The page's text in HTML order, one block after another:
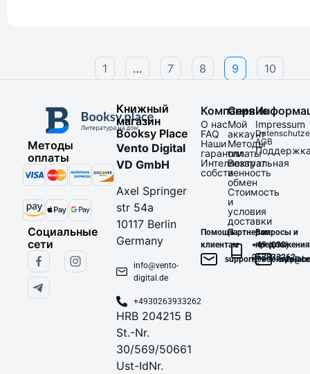
1 … 7 8 9 10
Методы
оплаты
Социальные
сети
Книжный
магазин
Booksy Place
Vento Digital
VD GmbH
Axel Springer
str 54a
10117 Berlin
Germany
info@vento-
digital.de
+4930263933262
HRB 204215 B
St.-Nr.
30/569/50661
Ust-IdNr.
Компания
О нас
FAQ
Наши
гарантии
Интеллектуальная
собственность
Сервис
Мой
аккаунт
Методы
оплаты
Возврат
и
обмен
Стоимость
и
условия
доставки
Impressum
AGB
Помощь
клиентам
support@booksy.place
Партнерам
+49 (030)
263933262
Вопросы и
предложения